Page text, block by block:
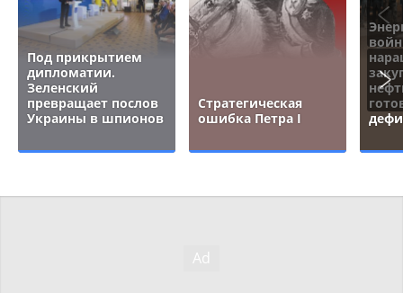
Под прикрытием
дипломатии.
Зеленский
превращает послов
Украины в шпионов
Стратегическая
ошибка Петра I